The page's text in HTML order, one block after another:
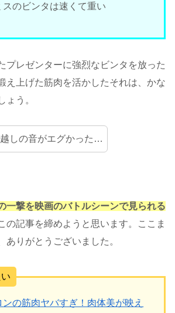
スのビンタは速くて重い
プレゼンターに強烈なビンタを放った
え上げた筋肉を活かしたそれは、かな
ょう。
しの音がエグかった…
一撃を映画のバトルシーンで見られる
の記事を締めようと思います。ここま
ありがとうございました。
の筋肉ヤバすぎ！肉体美が映え